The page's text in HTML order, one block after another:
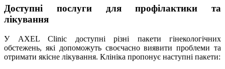
Доступні послуги для профілактики та
лікування
У AXEL Clinic доступні різні пакети гінекологічних
обстежень, які допоможуть своєчасно виявити проблеми та
отримати якісне лікування. Клініка пропонує наступні пакети: